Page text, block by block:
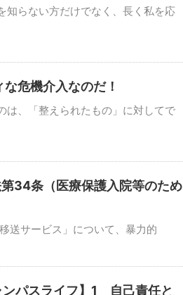
知らない方だけでなく、長く私を応
危機介入なのだ！
は、「整えられたもの」に対してで
34条（医療保護入院等のため
送サービス」について、暴力的
パスライフ】1 自己責任と